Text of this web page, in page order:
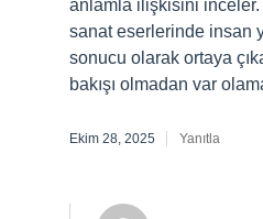
anlamla ilişkisini
sanat eserlerinde insan
sonucu olarak ortaya
bakışı olmadan var
Ekim 28, 2025 Yanıtla